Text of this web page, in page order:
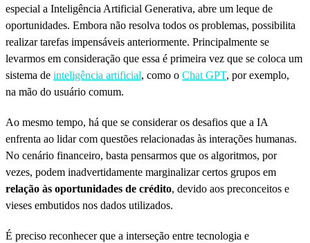
especial a Inteligência Artificial Generativa, abre um leque de
oportunidades. Embora não resolva todos os problemas, possibilita
realizar tarefas impensáveis anteriormente. Principalmente se
levarmos em consideração que essa é primeira vez que se coloca um
sistema de inteligência artificial, como o Chat GPT, por exemplo,
na mão do usuário comum.
Ao mesmo tempo, há que se considerar os desafios que a IA
enfrenta ao lidar com questões relacionadas às interações humanas.
No cenário financeiro, basta pensarmos que os algoritmos, por
vezes, podem inadvertidamente marginalizar certos grupos em
relação às oportunidades de crédito, devido aos preconceitos e
vieses embutidos nos dados utilizados.
É preciso reconhecer que a interseção entre tecnologia e